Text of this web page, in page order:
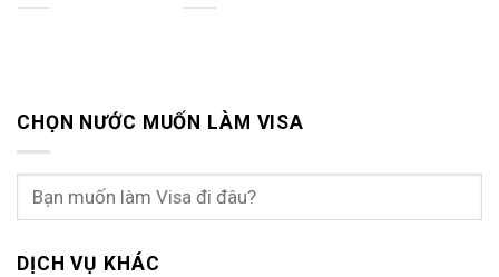
CHỌN NƯỚC MUỐN LÀM VISA
DỊCH VỤ KHÁC